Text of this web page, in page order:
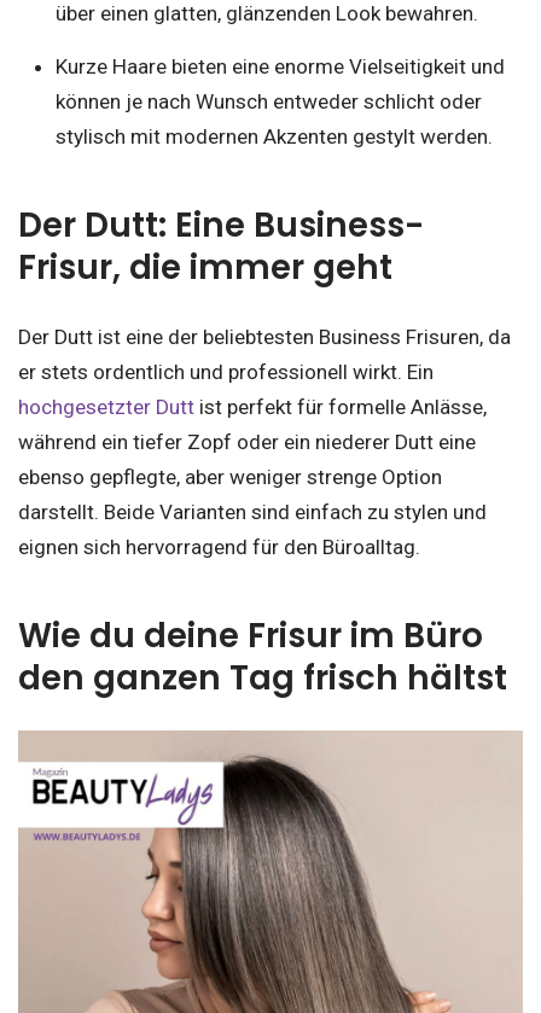
über einen glatten, glänzenden Look bewahren.
Kurze Haare bieten eine enorme Vielseitigkeit und
können je nach Wunsch entweder schlicht oder
stylisch mit modernen Akzenten gestylt werden.
Der Dutt: Eine Business-
Frisur, die immer geht
Der Dutt ist eine der beliebtesten Business Frisuren, da
er stets ordentlich und professionell wirkt. Ein
hochgesetzter Dutt ist perfekt für formelle Anlässe,
während ein tiefer Zopf oder ein niederer Dutt eine
ebenso gepflegte, aber weniger strenge Option
darstellt. Beide Varianten sind einfach zu stylen und
eignen sich hervorragend für den Büroalltag.
Wie du deine Frisur im Büro
den ganzen Tag frisch hältst